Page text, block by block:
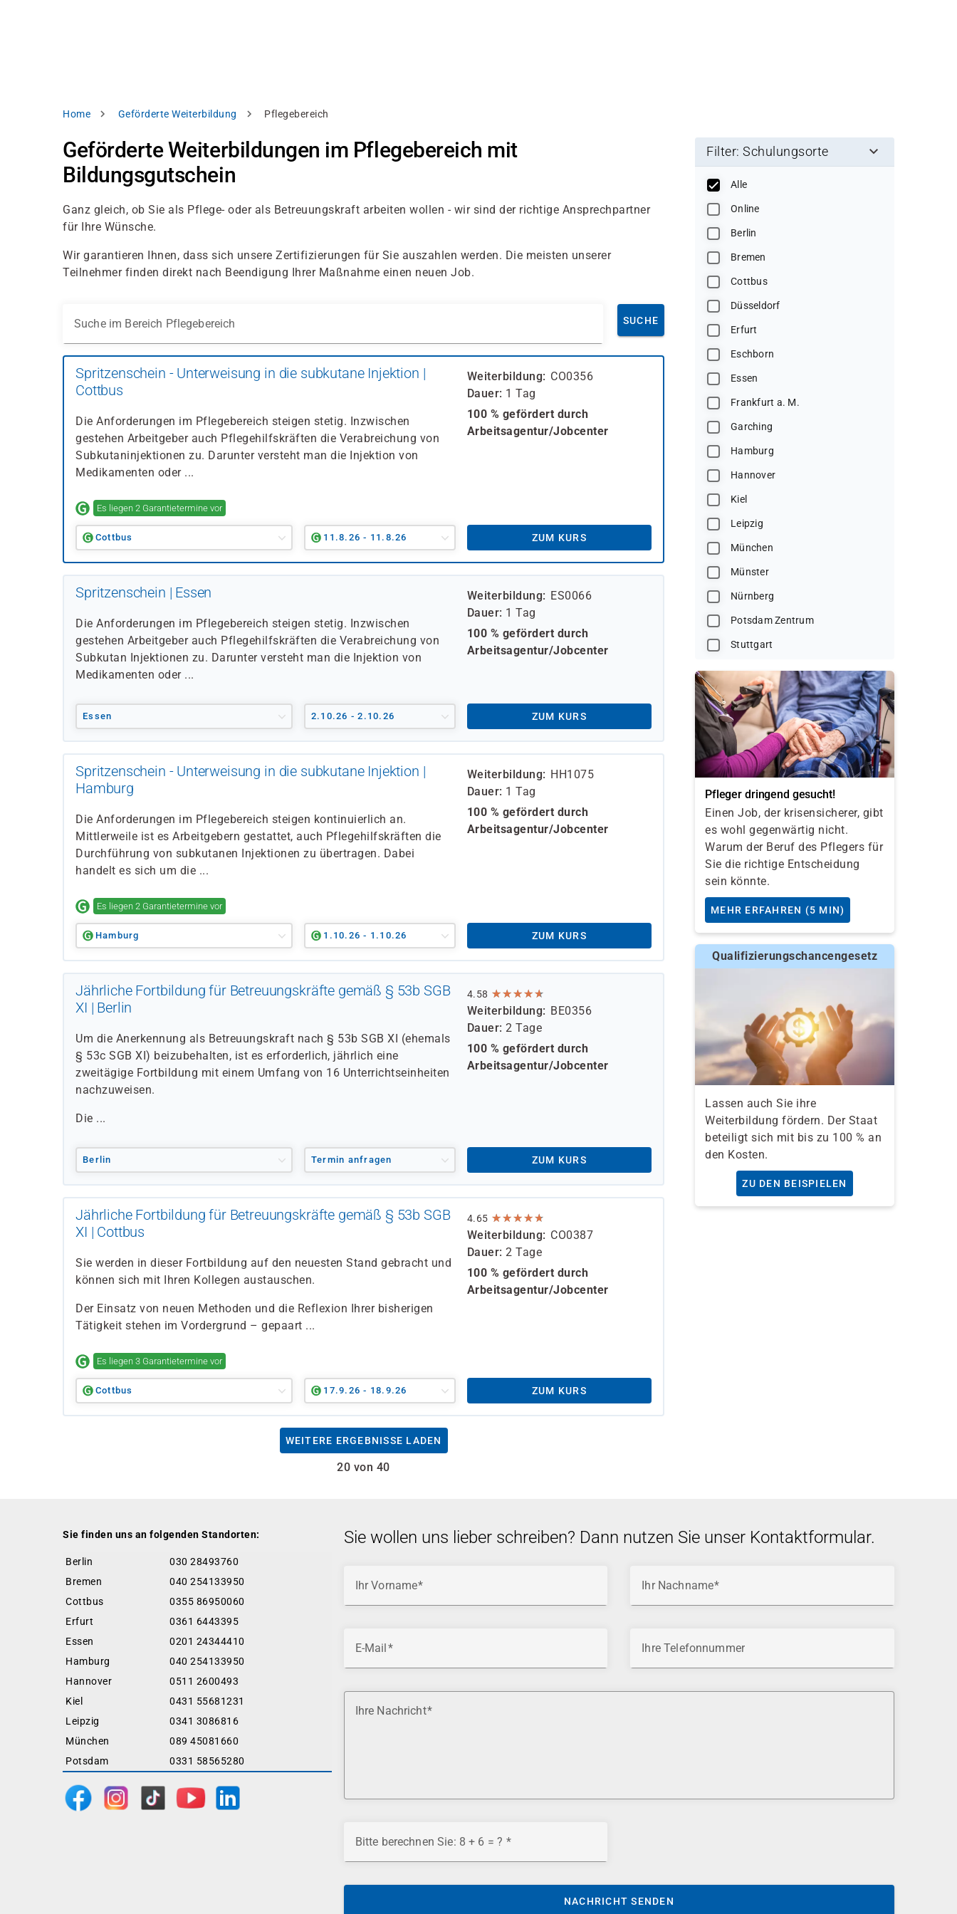
Pfadnavigation
Home Geförderte Weiterbildung Pflegebereich
Geförderte Weiterbildungen im Pflegebereich mit
Bildungsgutschein
Ganz gleich, ob Sie als Pflege- oder als Betreuungskraft arbeiten wollen - wir sind der richtige Ansprechpartner
für Ihre Wünsche.
Wir garantieren Ihnen, dass sich unsere Zertifizierungen für Sie auszahlen werden. Die meisten unserer
Teilnehmer finden direkt nach Beendigung Ihrer Maßnahme einen neuen Job.
Suche im Bereich Pflegebereich SUCHE
Spritzenschein - Unterweisung in die subkutane Injektion |
Cottbus
Die Anforderungen im Pflegebereich steigen stetig. Inzwischen
gestehen Arbeitgeber auch Pflegehilfskräften die Verabreichung von
Subkutaninjektionen zu. Darunter versteht man die Injektion von
Medikamenten oder ...
Weiterbildung
CO0356
Dauer 1 Tag
100 % gefördert durch
Arbeitsagentur/Jobcenter
Es liegen 2 Garantietermine vor
Cottbus 11.8.26 - 11.8.26 ZUM KURS
Spritzenschein | Essen
Die Anforderungen im Pflegebereich steigen stetig. Inzwischen
gestehen Arbeitgeber auch Pflegehilfskräften die Verabreichung von
Subkutan Injektionen zu. Darunter versteht man die Injektion von
Medikamenten oder ...
Weiterbildung
ES0066
Dauer 1 Tag
100 % gefördert durch
Arbeitsagentur/Jobcenter
Essen 2.10.26 - 2.10.26 ZUM KURS
Spritzenschein - Unterweisung in die subkutane Injektion |
Hamburg
Die Anforderungen im Pflegebereich steigen kontinuierlich an.
Mittlerweile ist es Arbeitgebern gestattet, auch Pflegehilfskräften die
Durchführung von subkutanen Injektionen zu übertragen. Dabei
handelt es sich um die ...
Weiterbildung
HH1075
Dauer 1 Tag
100 % gefördert durch
Arbeitsagentur/Jobcenter
Es liegen 2 Garantietermine vor
Hamburg 1.10.26 - 1.10.26 ZUM KURS
Jährliche Fortbildung für Betreuungskräfte gemäß § 53b SGB
XI | Berlin
Um die Anerkennung als Betreuungskraft nach § 53b SGB XI (ehemals
§ 53c SGB XI) beizubehalten, ist es erforderlich, jährlich eine
zweitägige Fortbildung mit einem Umfang von 16 Unterrichtseinheiten
nachzuweisen.
Die ...
4.58 ★★★★★
★★★★★
Weiterbildung
BE0356
Dauer 2 Tage
100 % gefördert durch
Arbeitsagentur/Jobcenter
Berlin Termin anfragen ZUM KURS
Jährliche Fortbildung für Betreuungskräfte gemäß § 53b SGB
XI | Cottbus
Sie werden in dieser Fortbildung auf den neuesten Stand gebracht und
können sich mit Ihren Kollegen austauschen.
Der Einsatz von neuen Methoden und die Reflexion Ihrer bisherigen
Tätigkeit stehen im Vordergrund – gepaart ...
4.65 ★★★★★
★★★★★
Weiterbildung
CO0387
Dauer 2 Tage
100 % gefördert durch
Arbeitsagentur/Jobcenter
Es liegen 3 Garantietermine vor
Cottbus 17.9.26 - 18.9.26 ZUM KURS
WEITERE ERGEBNISSE LADEN
20 von 40
Filter: Schulungsorte
Alle
Online
Berlin
Bremen
Cottbus
Düsseldorf
Erfurt
Eschborn
Essen
Frankfurt a. M.
Garching
Hamburg
Hannover
Kiel
Leipzig
München
Münster
Nürnberg
Potsdam Zentrum
Stuttgart
Pfleger dringend gesucht!
Einen Job, der krisensicherer, gibt
es wohl gegenwärtig nicht.
Warum der Beruf des Pflegers für
Sie die richtige Entscheidung
sein könnte.
MEHR ERFAHREN (5 MIN)
Qualifizierungschancengesetz
Lassen auch Sie ihre
Weiterbildung fördern. Der Staat
beteiligt sich mit bis zu 100 % an
den Kosten.
ZU DEN BEISPIELEN
Sie finden uns an folgenden Standorten:
Berlin
030 28493760
Bremen
040 254133950
Cottbus
0355 86950060
Erfurt
0361 6443395
Essen
0201 24344410
Hamburg
040 254133950
Hannover
0511 2600493
Kiel
0431 55681231
Leipzig
0341 3086816
München
089 45081660
Potsdam
0331 58565280
Sie wollen uns lieber schreiben? Dann nutzen Sie unser Kontaktformular.
Ihr Vorname Ihr Nachname
E-Mail Ihre Telefonnummer
Ihre Nachricht
Bitte berechnen Sie: 8 + 6 = ?
NACHRICHT SENDEN
akzeptieren
Einstellungen
Datenschutzhinweis